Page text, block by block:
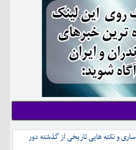
ساری و نکته هایی تاریخی از گذشته دور